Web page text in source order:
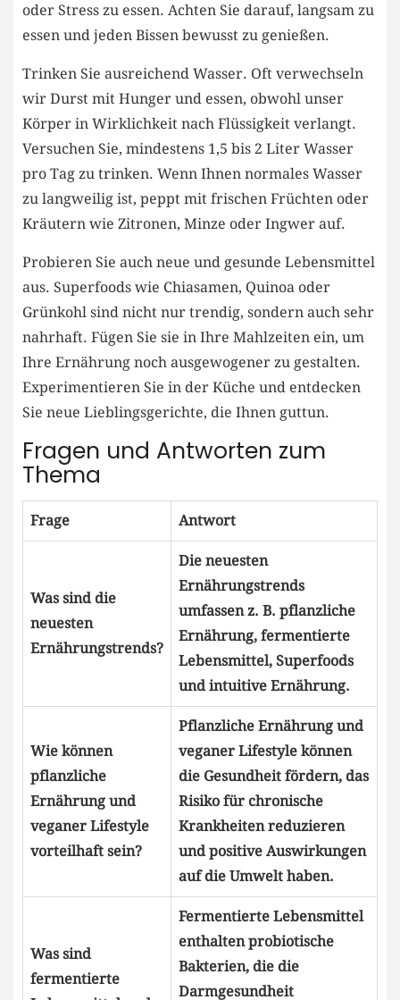
oder⁣ Stress zu essen. Achten Sie darauf,‍ langsam⁢ zu‍
essen und jeden Bissen‌ bewusst ⁣zu genießen.
Trinken Sie ​ausreichend Wasser. ‍Oft verwechseln
wir Durst mit⁣ Hunger und essen, obwohl unser
⁢Körper⁤ in Wirklichkeit nach Flüssigkeit verlangt.
Versuchen Sie, mindestens‍ 1,5 bis 2 Liter Wasser
pro ‌Tag zu trinken. Wenn Ihnen⁣ normales Wasser
zu⁣ langweilig ​ist, peppt mit ⁣frischen Früchten ⁢oder
Kräutern wie​ Zitronen, Minze oder Ingwer auf.
Probieren Sie auch neue‍ und gesunde ⁤Lebensmittel
aus. Superfoods wie Chiasamen,​ Quinoa oder
Grünkohl sind nicht‍ nur trendig, ⁢sondern auch ‌sehr
nahrhaft. ⁤Fügen Sie sie in ⁤Ihre​ Mahlzeiten ein, um‌
Ihre Ernährung noch ausgewogener ⁤zu gestalten.
Experimentieren Sie⁢ in der Küche und entdecken‍
Sie neue Lieblingsgerichte, ⁢die Ihnen guttun.
Fragen und Antworten ⁣zum
Thema
Frage Antwort
Was sind⁢ die
neuesten
Ernährungstrends?
Die neuesten
Ernährungstrends
umfassen‍ z. B. pflanzliche
Ernährung, fermentierte
Lebensmittel, Superfoods
und ​intuitive Ernährung.
Wie können
pflanzliche
Ernährung ⁤und
⁢veganer⁣ Lifestyle
vorteilhaft sein?
Pflanzliche Ernährung⁣ und
veganer ​Lifestyle können
die ​Gesundheit fördern, das
Risiko für ​chronische⁣
Krankheiten reduzieren
und positive Auswirkungen
auf ⁢die Umwelt haben.
Was sind
⁤fermentierte
Fermentierte Lebensmittel⁣
enthalten probiotische
Bakterien, die die
Darmgesundheit‍